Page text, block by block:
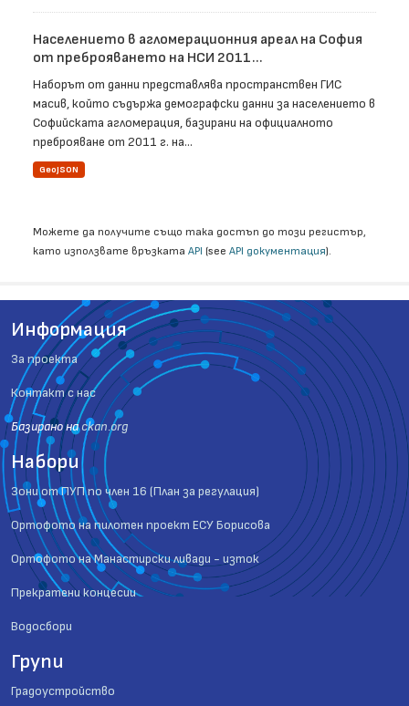
Населението в агломерационния ареал на София
от преброяването на НСИ 2011...
Наборът от данни представлява пространствен ГИС
масив, който съдържа демографски данни за населението в
Софийската агломерация, базирани на официалното
преброяване от 2011 г. на...
GeoJSON
Можете да получите също така достъп до този регистър,
като използвате връзката API (see API документация).
Информация
За проекта
Контакт с нас
Базиранo наckan.org
Набори
Зони от ПУП по член 16 (План за регулация)
Ортофото на пилотен проект ЕСУ Борисова
Ортофото на Манастирски ливади - изток
Прекратени концесии
Водосбори
Групи
Градоустройство